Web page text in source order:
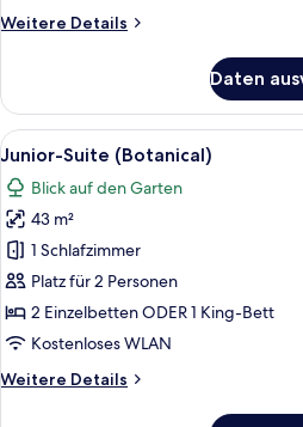
anzeigen
Weitere Details
Weitere
Suite
(Botanical
|
Use)
Daten
Alle
Fotos
für
Junior-
Suite
(Botanical)
anzeigen
Ein
5
Junior-Suite (Botanical)
Blick auf den Garten
43 m²
1 Schlafzimmer
Platz für 2 Personen
2 Einzelbetten ODER 1 King-Bett
Kostenloses WLAN
Weitere Details
Weitere